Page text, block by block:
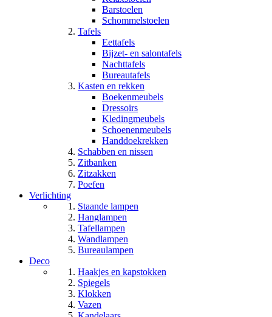
Barstoelen
Schommelstoelen
Tafels
Eettafels
Bijzet- en salontafels
Nachttafels
Bureautafels
Kasten en rekken
Boekenmeubels
Dressoirs
Kledingmeubels
Schoenenmeubels
Handdoekrekken
Schabben en nissen
Zitbanken
Zitzakken
Poefen
Verlichting
Staande lampen
Hanglampen
Tafellampen
Wandlampen
Bureaulampen
Deco
Haakjes en kapstokken
Spiegels
Klokken
Vazen